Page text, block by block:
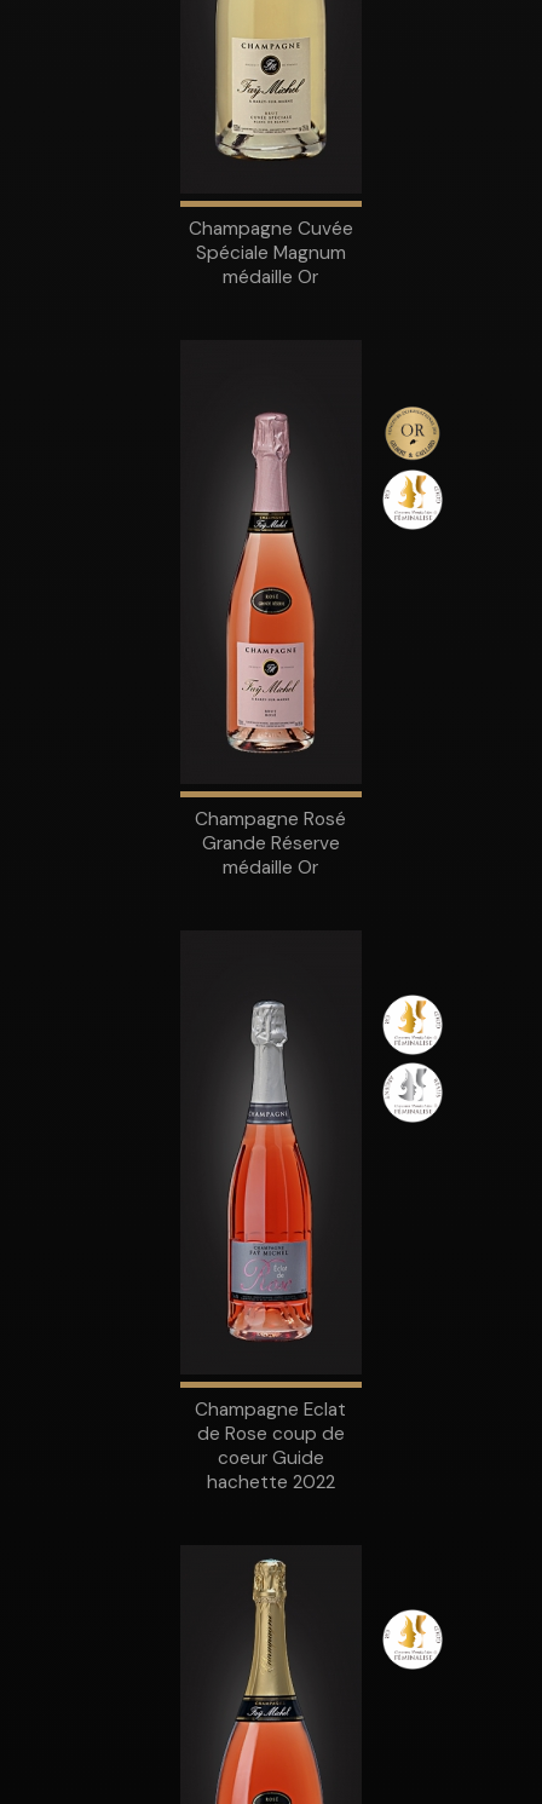
Champagne Cuvée
Spéciale Magnum
médaille Or
Champagne Rosé
Grande Réserve
médaille Or
Champagne Eclat
de Rose coup de
coeur Guide
hachette 2022